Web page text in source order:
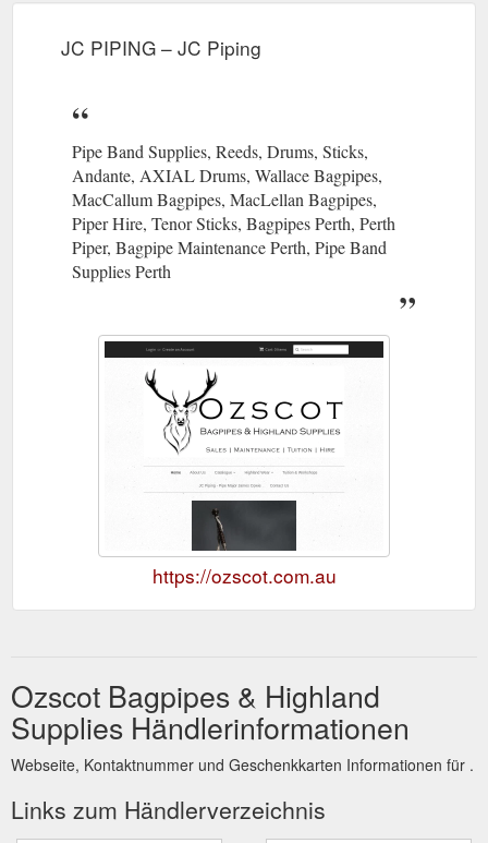
JC PIPING – JC Piping
Pipe Band Supplies, Reeds, Drums, Sticks,
Andante, AXIAL Drums, Wallace Bagpipes,
MacCallum Bagpipes, MacLellan Bagpipes,
Piper Hire, Tenor Sticks, Bagpipes Perth, Perth
Piper, Bagpipe Maintenance Perth, Pipe Band
Supplies Perth
https://ozscot.com.au
Ozscot Bagpipes & Highland
Supplies Händlerinformationen
Webseite, Kontaktnummer und Geschenkkarten Informationen für .
Links zum Händlerverzeichnis